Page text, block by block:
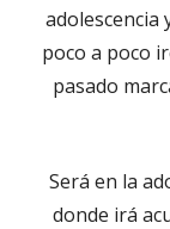
adolescencia
poco a poco
pasado
Será en la
donde irá